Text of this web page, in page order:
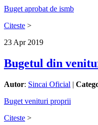
Buget aprobat de ismb
Citeste >
23 Apr 2019
Bugetul din
Autor: Sincai Oficial |
Buget venituri proprii
Citeste >